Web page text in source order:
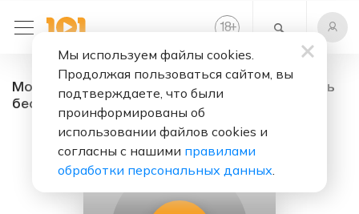
18+
Мои восьмидесятые - радио онлайн. Слушать
бесплатно
Мы используем файлы cookies.
Продолжая пользоваться сайтом, вы
подтверждаете, что были
проинформированы об
использовании файлов cookies и
согласны с нашими правилами
обработки персональных данных.